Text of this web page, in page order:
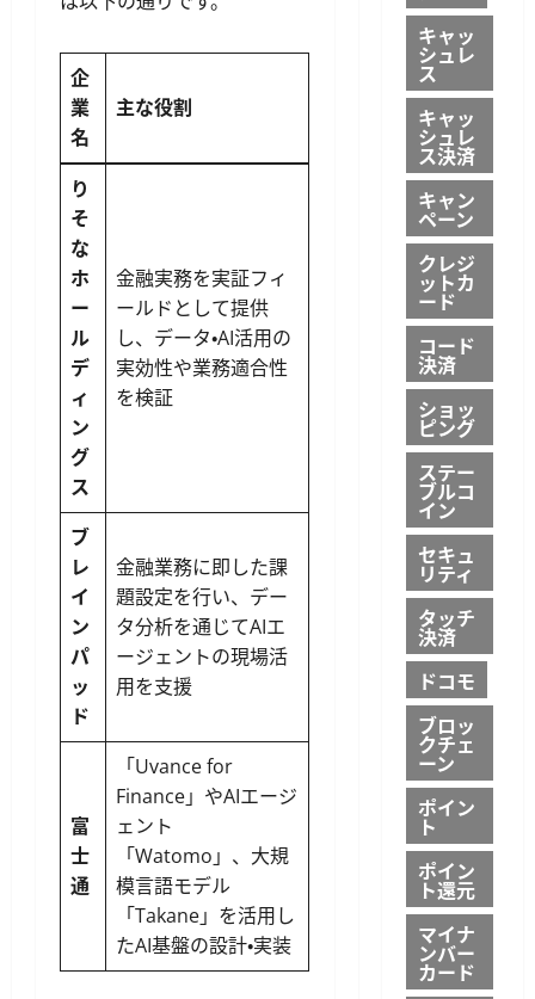
企
業
名
主な役割
り
そ
な
ホ
ー
ル
デ
ィ
ン
グ
ス
金融実務を実証フィ
ールドとして提供
し、データ・AI活用の
実効性や業務適合性
を検証
ブ
レ
イ
ン
パ
ッ
ド
金融業務に即した課
題設定を行い、デー
タ分析を通じてAIエ
ージェントの現場活
用を支援
富
士
通
「Uvance for
Finance」やAIエージ
ェント
「Watomo」、大規
模言語モデル
「Takane」を活用し
たAI基盤の設計・実装
キャッ
シュレ
ス
キャッ
シュレ
ス決済
キャン
ペーン
クレジ
ットカ
ード
コード
決済
ショッ
ピング
ステー
ブルコ
イン
セキュ
リティ
タッチ
決済
ドコモ
ブロッ
クチェ
ーン
ポイン
ト
ポイン
ト還元
マイナ
ンバー
カード